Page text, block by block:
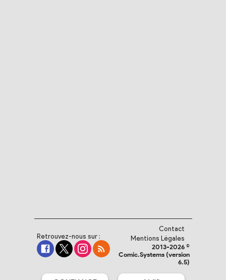
Retrouvez-nous sur :
Contact
Mentions Légales
2013-2026 ©
Comic.Systems (version
6.5)